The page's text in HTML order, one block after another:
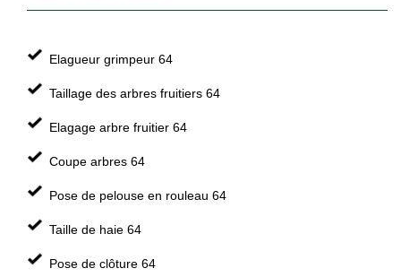
Elagueur grimpeur 64
Taillage des arbres fruitiers 64
Elagage arbre fruitier 64
Coupe arbres 64
Pose de pelouse en rouleau 64
Taille de haie 64
Pose de clôture 64